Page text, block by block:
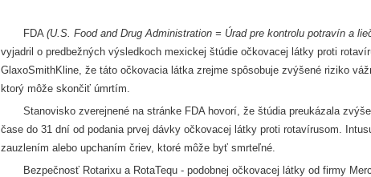
FDA (U.S. Food and Drug Administration = Úrad pre kontrolu potravín a
vyjadril o predbežných výsledkoch mexickej štúdie očkovacej látky proti
GlaxoSmithKline, že táto očkovacia látka zrejme spôsobuje zvýšené riziko
ktorý môže skončiť úmrtím.
Stanovisko zverejnené na stránke FDA hovorí, že štúdia preukázala
čase do 31 dní od podania prvej dávky očkovacej látky proti rotavírusom.
zauzlením alebo upchaním čriev, ktoré môže byť smrteľné.
Bezpečnosť Rotarixu a RotaTequ - podobnej očkovacej látky od firmy